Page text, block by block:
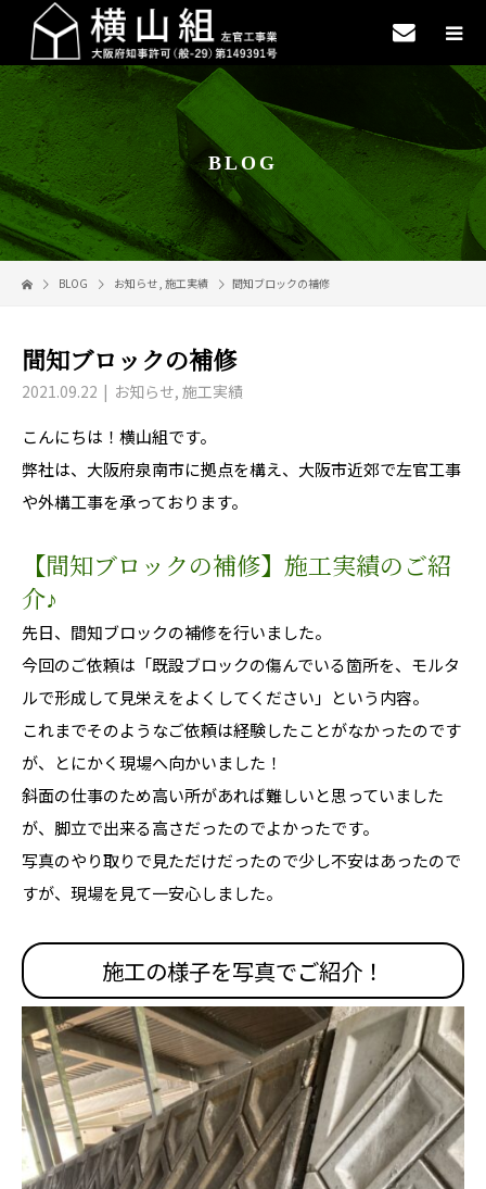
BLOG
BLOG お知らせ, 施工実績 間知ブロックの補修
間知ブロックの補修
2021.09.22 お知らせ, 施工実績
こんにちは！横山組です。
弊社は、大阪府泉南市に拠点を構え、大阪市近郊で左官工事
や外構工事を承っております。
【間知ブロックの補修】施工実績のご紹
介♪
先日、間知ブロックの補修を行いました。
今回のご依頼は「既設ブロックの傷んでいる箇所を、モルタ
ルで形成して見栄えをよくしてください」という内容。
これまでそのようなご依頼は経験したことがなかったのです
が、とにかく現場へ向かいました！
斜面の仕事のため高い所があれば難しいと思っていました
が、脚立で出来る高さだったのでよかったです。
写真のやり取りで見ただけだったので少し不安はあったので
すが、現場を見て一安心しました。
施工の様子を写真でご紹介！